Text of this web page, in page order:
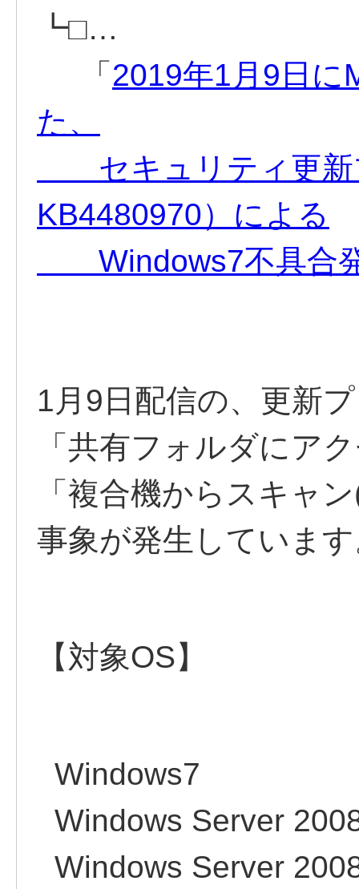
┗□…
「 2019年1月9日に
た、
セキュリティ更新
KB4480970）による
Windows7不具合発
1月9日配信の、更新
「共有フォルダにア
「複合機からスキャ
事象が発生していま
【対象OS】
Windows7
Windows Server
Windows Server